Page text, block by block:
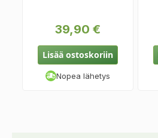
39,90 €
Lisää ostoskoriin
Nopea lähetys